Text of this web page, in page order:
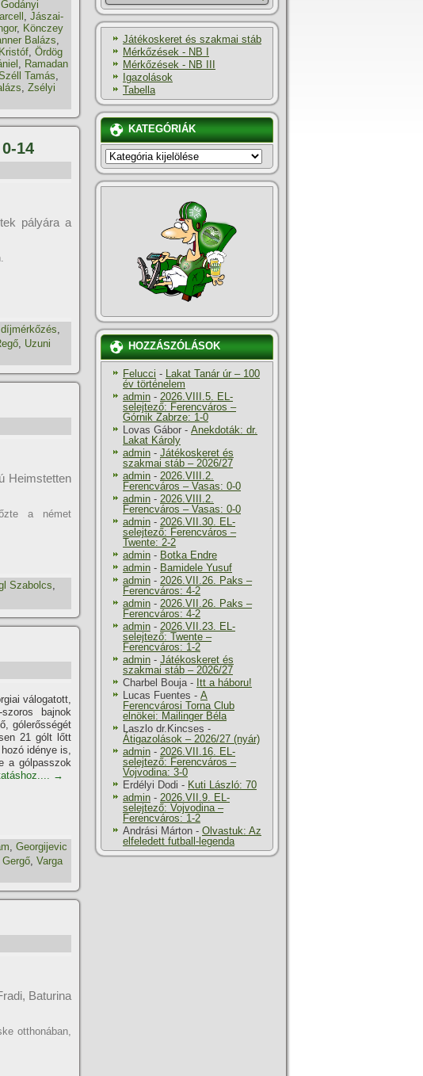
Godányi
, Jászai-
, Könczey
Balázs,
, Ördög
, Ramadan
Tamás,
, Zsélyi
14
pályára a
,
, Uzuni
Heimstetten
a német
Szabolcs,
válogatott,
bajnok
gólerősségét
21 gólt lőtt
idénye is,
a gólpasszok
→
, Georgijevic
, Varga
Baturina
otthonában,
Játékoskeret és szakmai stáb
Mérkőzések - NB I
Mérkőzések - NB III
Igazolások
Tabella
KATEGÓRIÁK
KATEGÓRIÁK
HOZZÁSZÓLÁSOK
Felucci - Lakat Tanár úr – 100
év történelem
admin - 2026.VIII.5. EL-
selejtező: Ferencváros –
Górnik Zabrze: 1-0
Lovas Gábor - Anekdoták: dr.
Lakat Károly
admin - Játékoskeret és
szakmai stáb – 2026/27
admin - 2026.VIII.2.
Ferencváros – Vasas: 0-0
admin - 2026.VIII.2.
Ferencváros – Vasas: 0-0
admin - 2026.VII.30. EL-
selejtező: Ferencváros –
Twente: 2-2
admin - Botka Endre
admin - Bamidele Yusuf
admin - 2026.VII.26. Paks –
Ferencváros: 4-2
admin - 2026.VII.26. Paks –
Ferencváros: 4-2
admin - 2026.VII.23. EL-
selejtező: Twente –
Ferencváros: 1-2
admin - Játékoskeret és
szakmai stáb – 2026/27
Charbel Bouja- Itt a háboru!
Lucas Fuentes - A
Ferencvárosi Torna Club
elnökei: Mailinger Béla
Laszlo dr.Kincses -
Átigazolások – 2026/27 (nyár)
admin - 2026.VII.16. EL-
selejtező: Ferencváros –
Vojvodina: 3-0
Erdélyi Dodi - Kuti László: 70
admin - 2026.VII.9. EL-
selejtező: Vojvodina –
Ferencváros: 1-2
Andrási Márton - Olvastuk: Az
elfeledett futball-legenda